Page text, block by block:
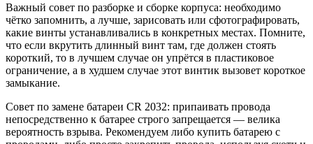
Важный совет по разборке и сборке корпуса: необходимо
чётко запомнить, а лучше, зарисовать или сфотографировать,
какие винты устанавливались в конкретных местах. Помните,
что если вкрутить длинный винт там, где должен стоять
короткий, то в лучшем случае он упрётся в пластиковое
ограничение, а в худшем случае этот винтик вызовет короткое
замыкание.
Совет по замене батареи CR 2032: припаивать провода
непосредственно к батарее строго запрещается — велика
вероятность взрыва. Рекомендуем либо купить батарею с